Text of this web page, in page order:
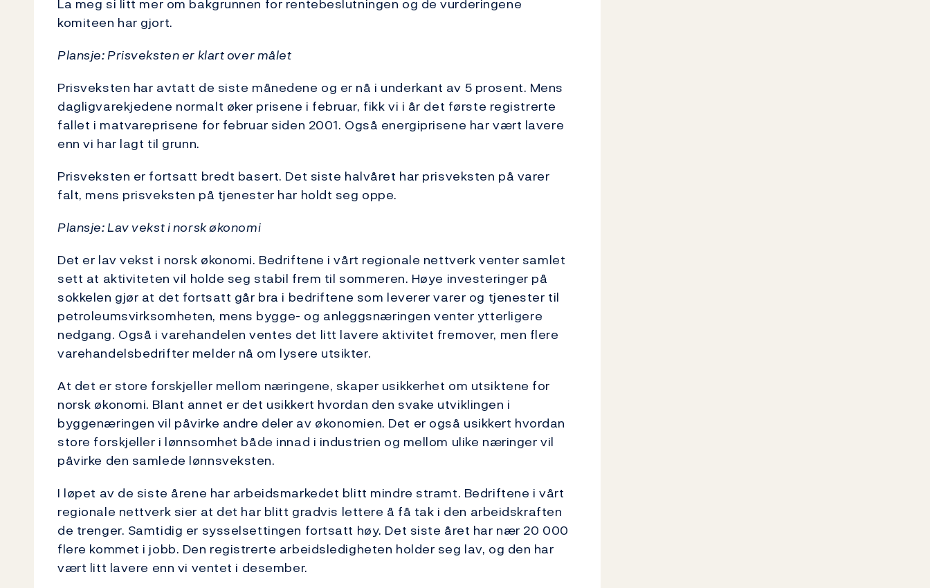
La meg si litt mer om bakgrunnen for rentebeslutningen og de vurderingene
komiteen har gjort.
Plansje: Prisveksten er klart over målet
Prisveksten har avtatt de siste månedene og er nå i underkant av 5 prosent. Mens
dagligvarekjedene normalt øker prisene i februar, fikk vi i år det første registrerte
fallet i matvareprisene for februar siden 2001. Også energiprisene har vært lavere
enn vi har lagt til grunn.
Prisveksten er fortsatt bredt basert. Det siste halvåret har prisveksten på varer
falt, mens prisveksten på tjenester har holdt seg oppe.
Plansje: Lav vekst i norsk økonomi
Det er lav vekst i norsk økonomi. Bedriftene i vårt regionale nettverk venter samlet
sett at aktiviteten vil holde seg stabil frem til sommeren. Høye investeringer på
sokkelen gjør at det fortsatt går bra i bedriftene som leverer varer og tjenester til
petroleumsvirksomheten, mens bygge- og anleggsnæringen venter ytterligere
nedgang. Også i varehandelen ventes det litt lavere aktivitet fremover, men flere
varehandelsbedrifter melder nå om lysere utsikter.
At det er store forskjeller mellom næringene, skaper usikkerhet om utsiktene for
norsk økonomi. Blant annet er det usikkert hvordan den svake utviklingen i
byggenæringen vil påvirke andre deler av økonomien. Det er også usikkert hvordan
store forskjeller i lønnsomhet både innad i industrien og mellom ulike næringer vil
påvirke den samlede lønnsveksten.
I løpet av de siste årene har arbeidsmarkedet blitt mindre stramt. Bedriftene i vårt
regionale nettverk sier at det har blitt gradvis lettere å få tak i den arbeidskraften
de trenger. Samtidig er sysselsettingen fortsatt høy. Det siste året har nær 20 000
flere kommet i jobb. Den registrerte arbeidsledigheten holder seg lav, og den har
vært litt lavere enn vi ventet i desember.